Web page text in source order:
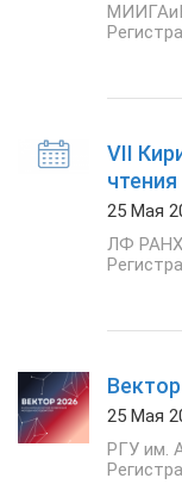
VII
чтения
25 Мая
ЛФ
25 Мая
РГУ им.